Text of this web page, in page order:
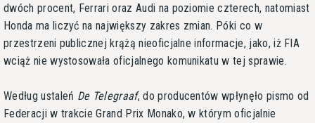
dwóch procent, Ferrari oraz Audi na poziomie czterech, natomiast
Honda ma liczyć na największy zakres zmian. Póki co w
przestrzeni publicznej krążą nieoficjalne informacje, jako, iż FIA
wciąż nie wystosowała oficjalnego komunikatu w tej sprawie.
Według ustaleń De Telegraaf, do producentów wpłynęło pismo od
Federacji w trakcie Grand Prix Monako, w którym oficjalnie